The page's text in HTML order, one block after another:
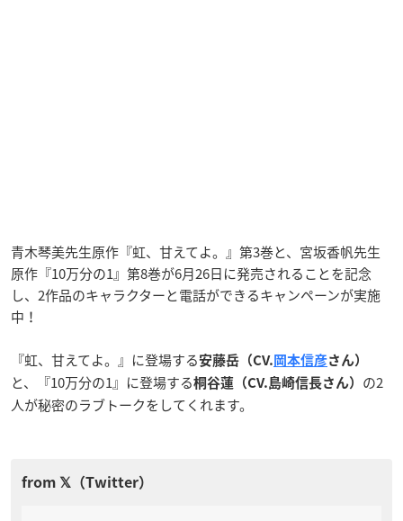
青木琴美先生原作『虹、甘えてよ。』第3巻と、宮坂香帆先生
原作『10万分の1』第8巻が6月26日に発売されることを記念
し、2作品のキャラクターと電話ができるキャンペーンが実施
中！
『虹、甘えてよ。』に登場する安藤岳（CV. 岡本信彦さん）
と、『10万分の1』に登場する桐谷蓮（CV.島崎信長さん） の2
人が秘密のラブトークをしてくれます。